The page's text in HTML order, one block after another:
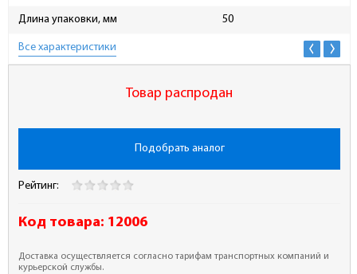
Длина упаковки, мм 50
Все характеристики
Товар распродан
Подобрать аналог
Рейтинг:
Код товара: 12006
Доставка осуществляется согласно тарифам транспортных компаний и
курьерской службы.